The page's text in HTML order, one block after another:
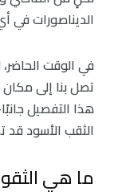
الديناصورات في
في الوقت
تصل بنا إلى
هذا التفصيل
الثقب الأسود
ما هي